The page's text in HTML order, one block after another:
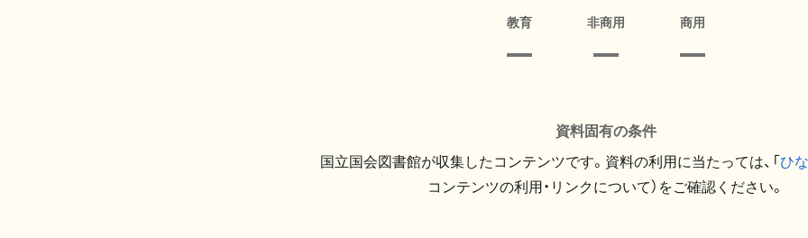
教育 非商用 商用
資料固有の条件
国立国会図書館が収集したコンテンツです。資料の利用に当たっては、「ひ
コンテンツの利用・リンクについて）をご確認ください。